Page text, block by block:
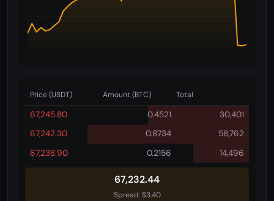
Price (USDT) Amount (BTC) Total
67,245.80 0.4521
30,401
67,242.30
0.8734
58,762
67,238.90
0.2156 14,496
67,242.05
Spread: $3.40